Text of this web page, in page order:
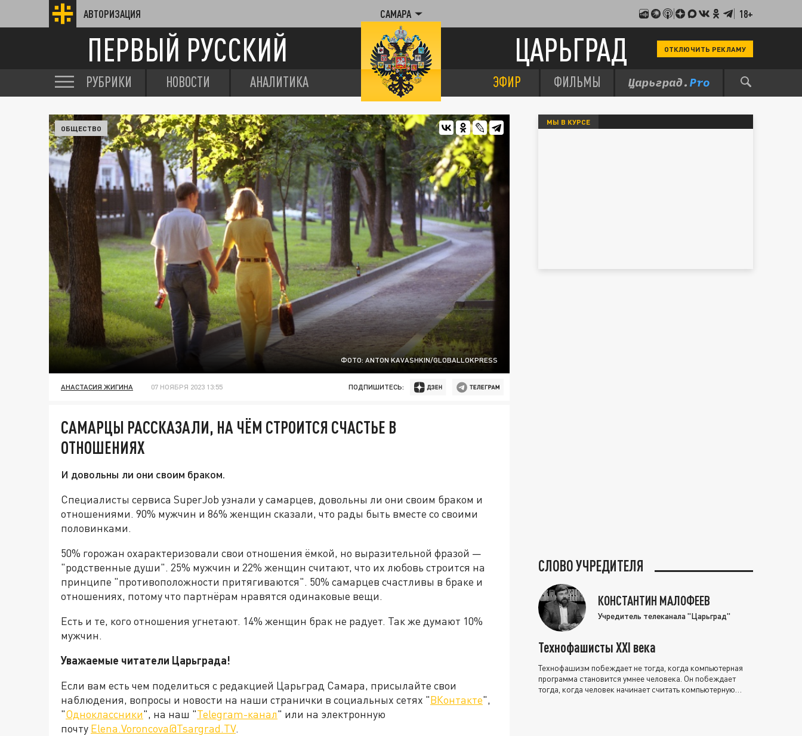
АВТОРИЗАЦИЯ САМАРА 18+
ПЕРВЫЙ РУССКИЙ ЦАРЬГРАД ОТКЛЮЧИТЬ РЕКЛАМУ
РУБРИКИ НОВОСТИ АНАЛИТИКА ЭФИР ФИЛЬМЫ
ФОТО: ANTON KAVASHKIN/GLOBALLOKPRESS
ОБЩЕСТВО
АНАСТАСИЯ ЖИГИНА 07 НОЯБРЯ 2023 13:55 ПОДПИШИТЕСЬ:
САМАРЦЫ РАССКАЗАЛИ, НА ЧЁМ СТРОИТСЯ СЧАСТЬЕ В
ОТНОШЕНИЯХ
И довольны ли они своим браком.
Специалисты сервиса SuperJob узнали у самарцев, довольны ли они своим браком и
отношениями. 90% мужчин и 86% женщин сказали, что рады быть вместе со своими
половинками.
50% горожан охарактеризовали свои отношения ёмкой, но выразительной фразой —
"родственные души". 25% мужчин и 22% женщин считают, что их любовь строится на
принципе "противоположности притягиваются". 50% самарцев счастливы в браке и
отношениях, потому что партнёрам нравятся одинаковые вещи.
Есть и те, кого отношения угнетают. 14% женщин брак не радует. Так же думают 10%
мужчин.
Уважаемые читатели Царьграда!
Если вам есть чем поделиться с редакцией Царьград Самара, присылайте свои
наблюдения, вопросы и новости на наши странички в социальных сетях "ВКонтакте",
"Одноклассники", на наш "Telegram-канал" или на электронную
почту Elena.Voroncova@Tsargrad.TV.
МЫ В КУРСЕ
СЛОВО УЧРЕДИТЕЛЯ
КОНСТАНТИН МАЛОФЕЕВ
Учредитель телеканала "Царьград"
Технофашисты XXI века
Технофашизм побеждает не тогда, когда компьютерная
программа становится умнее человека. Он побеждает
тогда, когда человек начинает считать компьютерную